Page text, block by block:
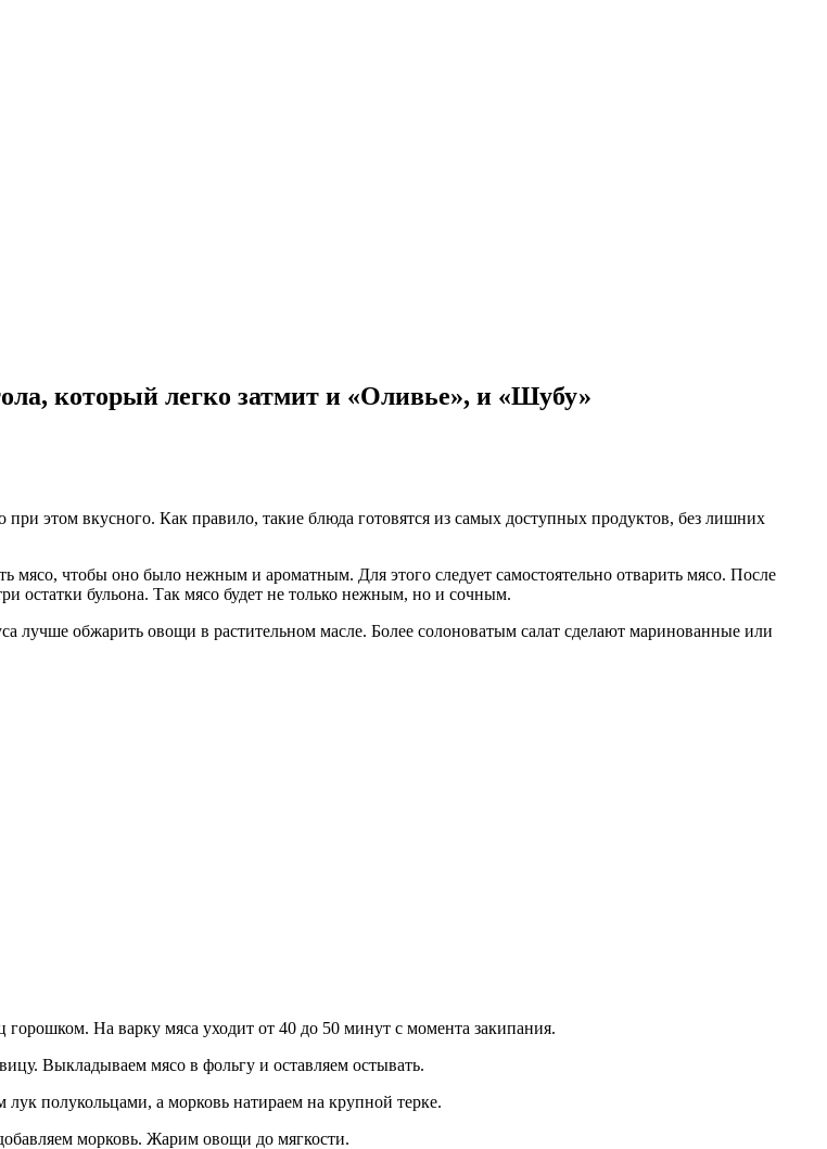
который легко затмит и «Оливье», и «Шубу»
этом вкусного. Как правило, такие блюда готовятся из самых доступных продуктов, без лишних
чтобы оно было нежным и ароматным. Для этого следует самостоятельно отварить мясо. После
остатки бульона. Так мясо будет не только нежным, но и сочным.
лучше обжарить овощи в растительном масле. Более солоноватым салат сделают маринованные или
На варку мяса уходит от 40 до 50 минут с момента закипания.
Выкладываем мясо в фольгу и оставляем остывать.
полукольцами, а морковь натираем на крупной терке.
морковь. Жарим овощи до мягкости.